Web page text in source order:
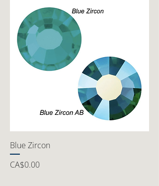
Blue Zircon
価格
CA$0.00